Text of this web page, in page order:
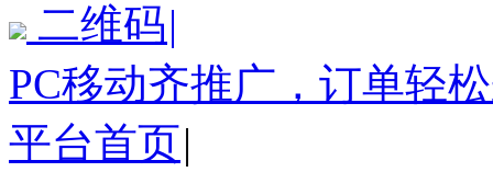
二维码|
PC移动齐推广，订单轻
平台首页|